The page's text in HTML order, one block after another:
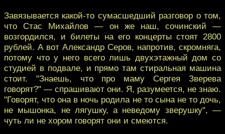
Завязывается какой-то сумасшедший разговор о том,
что Стас Михайлов — он же наш, сочинский —
возгордился, и билеты на его концерты стоят 2800
рублей. А вот Александр Серов, напротив, скромняга,
потому что у него всего лишь двухэтажный дом со
студией в подвале, и прямо там стиральная машина
стоит. "Знаешь, что про маму Сергея Зверева
говорят?" — спрашивают они. Я, разумеется, не знаю.
"Говорят, что она в ночь родила не то сына не то дочь,
не мышонка, не лягушку, а неведому зверушку", —
чуть ли не хором говорят они и смеются.